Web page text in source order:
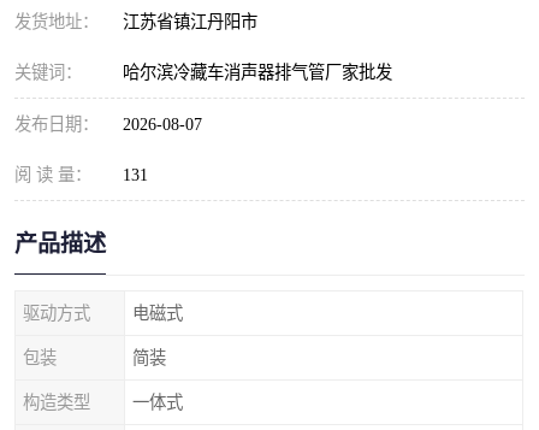
发货地址： 江苏省镇江丹阳市
关键词： 哈尔滨冷藏车消声器排气管厂家批发
发布日期： 2026-08-07
阅 读 量： 131
产品描述
驱动方式 电磁式
包装 简装
构造类型 一体式